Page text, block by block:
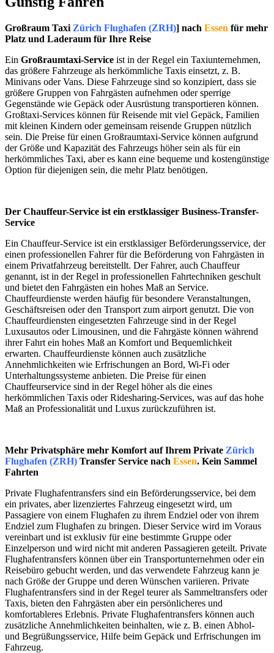
Großraum Taxi Zürich Flughafen (ZRH)] nach Essen für mehr
Platz und Laderaum für Ihre Reise
Ein Großraumtaxi-Service ist in der Regel ein Taxiunternehmen,
das größere Fahrzeuge als herkömmliche Taxis einsetzt, z. B.
Minivans oder Vans. Diese Fahrzeuge sind so konzipiert, dass sie
größere Gruppen von Fahrgästen aufnehmen oder sperrige
Gegenstände wie Gepäck oder Ausrüstung transportieren können.
Großtaxi-Services können für Reisende mit viel Gepäck, Familien
mit kleinen Kindern oder gemeinsam reisende Gruppen nützlich
sein. Die Preise für einen Großraumtaxi-Service können aufgrund
der Größe und Kapazität des Fahrzeugs höher sein als für ein
herkömmliches Taxi, aber es kann eine bequeme und kostengünstige
Option für diejenigen sein, die mehr Platz benötigen.
Der Chauffeur-Service ist ein erstklassiger Business-Transfer-
Service
Ein Chauffeur-Service ist ein erstklassiger Beförderungsservice, der
einen professionellen Fahrer für die Beförderung von Fahrgästen in
einem Privatfahrzeug bereitstellt. Der Fahrer, auch Chauffeur
genannt, ist in der Regel in professionellen Fahrtechniken geschult
und bietet den Fahrgästen ein hohes Maß an Service.
Chauffeurdienste werden häufig für besondere Veranstaltungen,
Geschäftsreisen oder den Transport zum airport genutzt. Die von
Chauffeurdiensten eingesetzten Fahrzeuge sind in der Regel
Luxusautos oder Limousinen, und die Fahrgäste können während
ihrer Fahrt ein hohes Maß an Komfort und Bequemlichkeit
erwarten. Chauffeurdienste können auch zusätzliche
Annehmlichkeiten wie Erfrischungen an Bord, Wi-Fi oder
Unterhaltungssysteme anbieten. Die Preise für einen
Chauffeurservice sind in der Regel höher als die eines
herkömmlichen Taxis oder Ridesharing-Services, was auf das hohe
Maß an Professionalität und Luxus zurückzuführen ist.
Mehr Privatsphäre mehr Komfort auf Ihrem Private Zürich
Flughafen (ZRH) Transfer Service nach Essen. Kein Sammel
Fahrten
Private Flughafentransfers sind ein Beförderungsservice, bei dem
ein privates, aber lizenziertes Fahrzeug eingesetzt wird, um
Passagiere von einem Flughafen zu ihrem Endziel oder von ihrem
Endziel zum Flughafen zu bringen. Dieser Service wird im Voraus
vereinbart und ist exklusiv für eine bestimmte Gruppe oder
Einzelperson und wird nicht mit anderen Passagieren geteilt. Private
Flughafentransfers können über ein Transportunternehmen oder ein
Reisebüro gebucht werden, und das verwendete Fahrzeug kann je
nach Größe der Gruppe und deren Wünschen variieren. Private
Flughafentransfers sind in der Regel teurer als Sammeltransfers oder
Taxis, bieten den Fahrgästen aber ein persönlicheres und
komfortableres Erlebnis. Private Flughafentransfers können auch
zusätzliche Annehmlichkeiten beinhalten, wie z. B. einen Abhol-
und Begrüßungsservice, Hilfe beim Gepäck und Erfrischungen im
Fahrzeug.